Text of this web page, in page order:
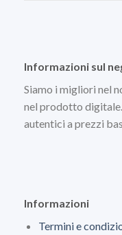
Informazioni sul
Siamo i migliori nel
nel prodotto
autentici a prezzi
Informazioni
Termini e